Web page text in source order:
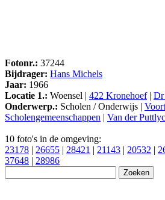
Fotonr.: 37244
Bijdrager: Hans Michels
Jaar: 1966
Locatie 1.: Woensel | 422 Kronehoef| Dr
Onderwerp.: Scholen / Onderwijs |
Scholengemeenschappen | Van der
10 foto's in de omgeving:
23178 | 26655 | 28421 | 21143 | 20532 |
37648 | 28986